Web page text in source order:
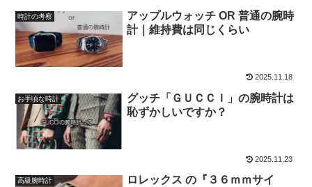
時計の考察
アップルウォッチ OR 普通の腕時
計｜維持費は同じくらい
2025.11.18
お手頃な時計
グッチ「ＧＵＣＣＩ」の腕時計は
恥ずかしいですか？
2025.11.23
高級腕時計
ロレックス の『３６ｍｍサイ